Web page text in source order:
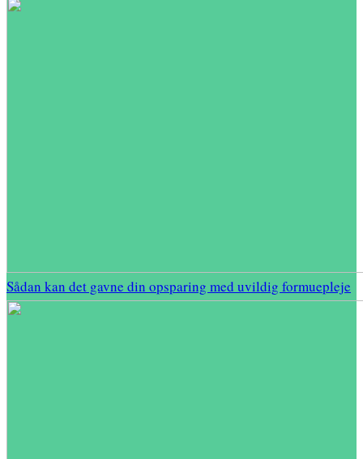
Sådan kan det gavne din opsparing med uvildig formuepleje